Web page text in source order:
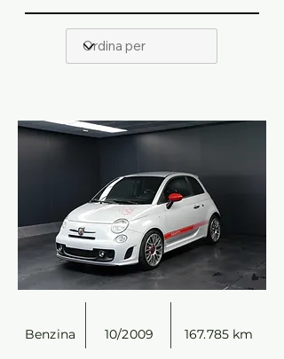
Benzina 10/2009 167.785 km